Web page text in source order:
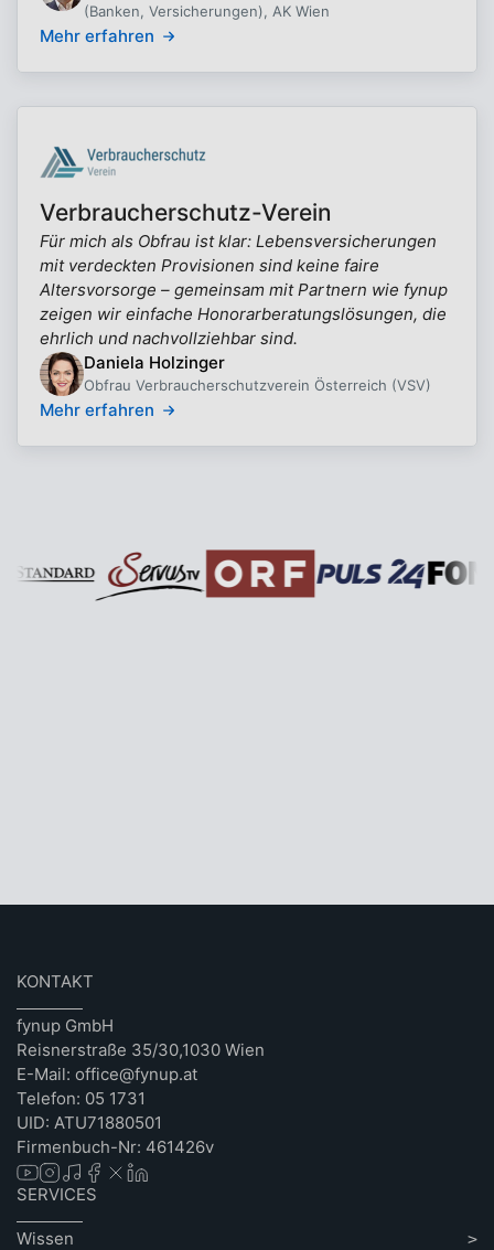
(Banken, Versicherungen), AK Wien
Mehr erfahren
Verbraucherschutz-Verein
Für mich als Obfrau ist klar: Lebensversicherungen
mit verdeckten Provisionen sind keine faire
Altersvorsorge – gemeinsam mit Partnern wie fynup
zeigen wir einfache Honorarberatungslösungen, die
ehrlich und nachvollziehbar sind.
Daniela Holzinger
Obfrau Verbraucherschutzverein Österreich (VSV)
Mehr erfahren
KONTAKT
fynup GmbH
Reisnerstraße 35/30,1030 Wien
E-Mail: office@fynup.at
Telefon: 05 1731
UID: ATU71880501
Firmenbuch-Nr: 461426v
SERVICES
Wissen